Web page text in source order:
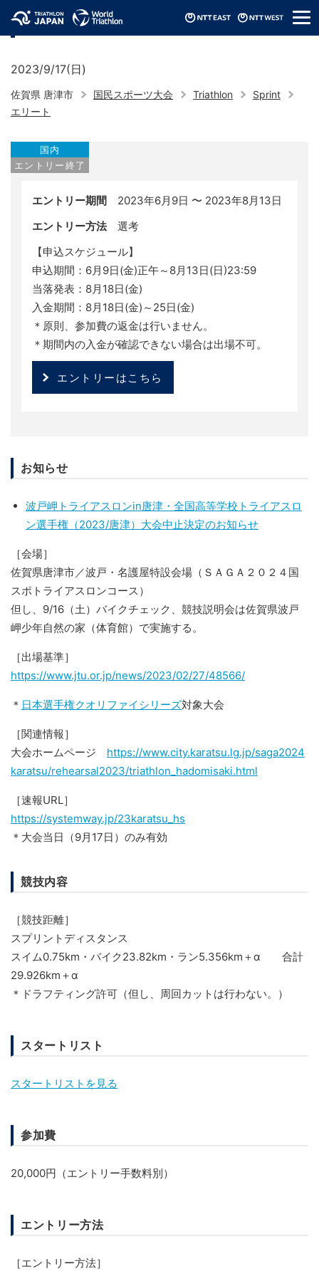
メ
ニ
波戸岬トライアスロン大会in唐津
2023/9/17(日)
佐賀県 唐津市 国民スポーツ大会 Triathlon
Sprint
エリート
国内
エントリー終了
エントリー期間 2023年6月9日 〜 2023年8月13日
エントリー方法選考
【申込スケジュール】
申込期間：6月9日(金)正午～8月13日(日)23:59
当落発表：8月18日(金)
入金期間：8月18日(金)～25日(金)
＊原則、参加費の返金は行いません。
＊期間内の入金が確認できない場合は出場不可。
エントリーはこちら
お知らせ
波戸岬トライアスロンin唐津・全国高等学校トライアスロ
ン選手権（2023/唐津）大会中止決定のお知らせ
［会場］
佐賀県唐津市／波戸・名護屋特設会場（ＳＡＧＡ２０２４国
スポトライアスロンコース）
但し、9/16（土）バイクチェック、競技説明会は佐賀県波戸
岬少年自然の家（体育館）で実施する。
［出場基準］
https://www.jtu.or.jp/news/2023/02/27/48566/
＊ 日本選手権クオリファイシリーズ対象大会
［関連情報］
大会ホームページ https://www.city.karatsu.lg.jp/saga2024
karatsu/rehearsal2023/triathlon_hadomisaki.html
［速報URL］
https://systemway.jp/23karatsu_hs
＊大会当日（9月17日）のみ有効
競技内容
［競技距離］
スプリントディスタンス
スイム0.75km・バイク23.82km・ラン5.356km ＋α 合計
29.926km ＋α
＊ドラフティング許可（但し、周回カットは行わない。）
スタートリスト
スタートリストを見る
参加費
20,000円（エントリー手数料別）
エントリー方法
［エントリー方法］